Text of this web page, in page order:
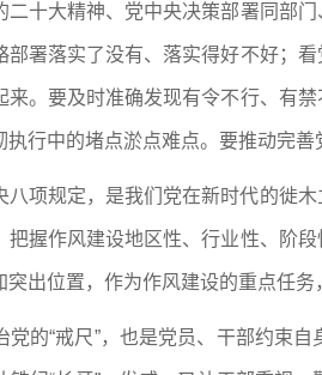
二十大精神、党中央决策部署同部
部署落实了没有、落实得好不好；
。要及时准确发现有令不行、有
行中的堵点淤点难点。要推动完
八项规定，是我们党在新时代的徙
握作风建设地区性、行业性、阶
出位置，作为作风建设的重点任
党的“戒尺”，也是党员、干部约束